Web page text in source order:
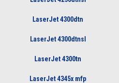
LaserJet 4300dtn
LaserJet 4300dtnsl
LaserJet 4300tn
LaserJet 4345x mfp